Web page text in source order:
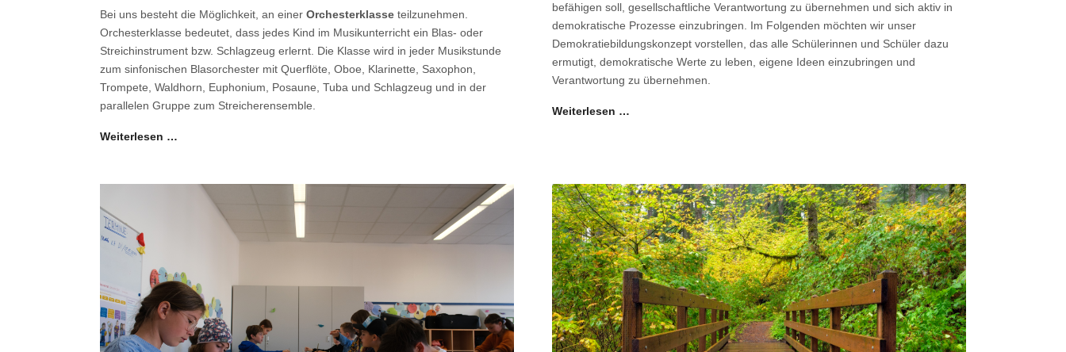
Bei uns besteht die Möglichkeit, an einer Orchesterklasse teilzunehmen.
Orchesterklasse bedeutet, dass jedes Kind im Musikunterricht ein Blas- oder
Streichinstrument bzw. Schlagzeug erlernt. Die Klasse wird in jeder Musikstunde
zum sinfonischen Blasorchester mit Querflöte, Oboe, Klarinette, Saxophon,
Trompete, Waldhorn, Euphonium, Posaune, Tuba und Schlagzeug und in der
parallelen Gruppe zum Streicherensemble.
Weiterlesen …
befähigen soll, gesellschaftliche Verantwortung zu übernehmen und sich aktiv in
demokratische Prozesse einzubringen. Im Folgenden möchten wir unser
Demokratiebildungskonzept vorstellen, das alle Schülerinnen und Schüler dazu
ermutigt, demokratische Werte zu leben, eigene Ideen einzubringen und
Verantwortung zu übernehmen.
Weiterlesen …